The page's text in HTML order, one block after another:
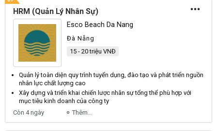
HRM (Quản Lý Nhân Sự)
Esco Beach Da Nang
Đà Nẵng
15 - 20 triệu VNĐ
Quản lýtoàn diện quy trình tuyển dụng, đào tạo và phát triển nguồn
nhân lực chất lượng cao
Xây dựng và triển khai chiến lược nhân sựtổng thể phù hợp với
mục tiêu kinh doanh của công ty
Còn 4 ngày
Thêm...